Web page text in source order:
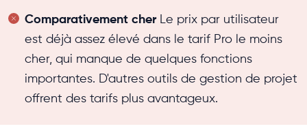
Comparativement cherLe prix par utilisateur
est déjà assez élevé dans le tarif Pro le moins
cher, qui manque de quelques fonctions
importantes. D'autres outils de gestion de projet
offrent des tarifs plus avantageux.